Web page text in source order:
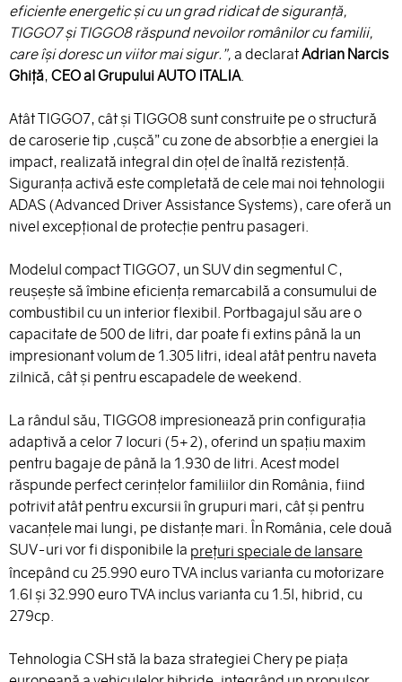
eficiente energetic și cu un grad ridicat de siguranță,
TIGGO7 și TIGGO8 răspund nevoilor românilor cu familii,
care își doresc un viitor mai sigur.”, a declaratAdrian Narcis
Ghiță, CEO al Grupului AUTO ITALIA.
Atât TIGGO7, cât și TIGGO8 sunt construite pe o structură
de caroserie tip „cușcă” cu zone de absorbție a energiei la
impact, realizată integral din oțel de înaltă rezistență.
Siguranța activă este completată de cele mai noi tehnologii
ADAS (Advanced Driver Assistance Systems), care oferă un
nivel excepțional de protecție pentru pasageri.
Modelul compact TIGGO7, un SUV din segmentul C,
reușește să îmbine eficiența remarcabilă a consumului de
combustibil cu un interior flexibil. Portbagajul său are o
capacitate de 500 de litri, dar poate fi extins până la un
impresionant volum de 1.305 litri, ideal atât pentru naveta
zilnică, cât și pentru escapadele de weekend.
La rândul său, TIGGO8 impresionează prin configurația
adaptivă a celor 7 locuri (5+2), oferind un spațiu maxim
pentru bagaje de până la 1.930 de litri. Acest model
răspunde perfect cerințelor familiilor din România, fiind
potrivit atât pentru excursii în grupuri mari, cât și pentru
vacanțele mai lungi, pe distanțe mari. În România, cele două
SUV-uri vor fi disponibile la prețuri speciale de lansare
începând cu 25.990 euro TVA inclus varianta cu motorizare
1.6l și 32.990 euro TVA inclus varianta cu 1.5l, hibrid, cu
279cp.
Tehnologia CSH stă la baza strategiei Chery pe piața